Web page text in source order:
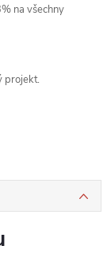
na všechny
projekt.